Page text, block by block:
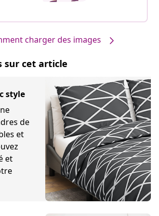
par vous #sharemevidaxl
charger des images
sur cet article
style
de
et